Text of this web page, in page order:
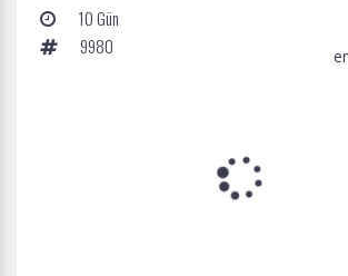
10 Gün
9980